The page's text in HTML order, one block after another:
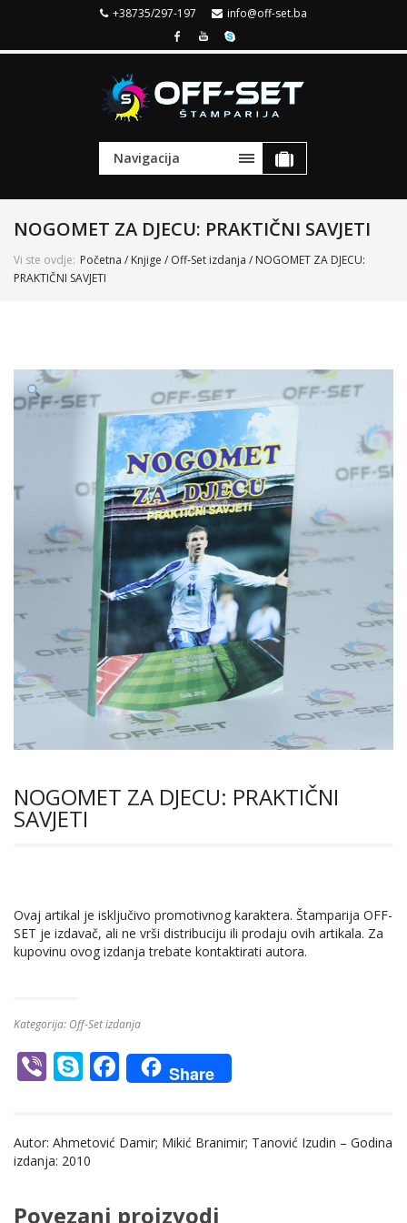
+38735/297-197 info@off-set.ba
Navigacija
NOGOMET ZA DJECU: PRAKTIČNI SAVJETI
Vi ste ovdje: Početna / Knjige / Off-Set izdanja / NOGOMET ZA DJECU:
PRAKTIČNI SAVJETI
NOGOMET ZA DJECU: PRAKTIČNI
SAVJETI
Ovaj artikal je isključivo promotivnog karaktera. Štamparija OFF-
SET je izdavač, ali ne vrši distribuciju ili prodaju ovih artikala. Za
kupovinu ovog izdanja trebate kontaktirati autora.
Kategorija: Off-Set izdanja
Vi S
p
F
ac
b
o
Share
Autor: Ahmetović Damir; Mikić Branimir; Tanović Izudin – Godina
izdanja: 2010
Povezani proizvodi